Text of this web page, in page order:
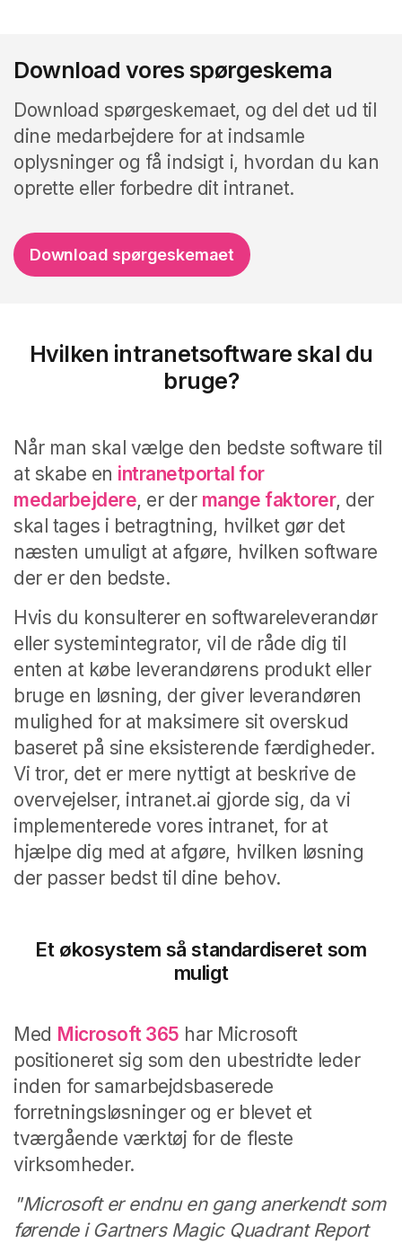
Download vores spørgeskema
Download spørgeskemaet, og del det ud til
dine medarbejdere for at indsamle
oplysninger og få indsigt i, hvordan du kan
oprette eller forbedre dit intranet.
Download spørgeskemaet
Hvilken intranetsoftware skal du
bruge?
Når man skal vælge den bedste software til
at skabe en intranetportal for
medarbejdere, er der mange faktorer, der
skal tages i betragtning, hvilket gør det
næsten umuligt at afgøre, hvilken software
der er den bedste.
Hvis du konsulterer en softwareleverandør
eller systemintegrator, vil de råde dig til
enten at købe leverandørens produkt eller
bruge en løsning, der giver leverandøren
mulighed for at maksimere sit overskud
baseret på sine eksisterende færdigheder.
Vi tror, det er mere nyttigt at beskrive de
overvejelser, intranet.ai gjorde sig, da vi
implementerede vores intranet, for at
hjælpe dig med at afgøre, hvilken løsning
der passer bedst til dine behov.
Et økosystem så standardiseret som
muligt
Med Microsoft 365 har Microsoft
positioneret sig som den ubestridte leder
inden for samarbejdsbaserede
forretningsløsninger og er blevet et
tværgående værktøj for de fleste
virksomheder.
"Microsoft er endnu en gang anerkendt som
førende i Gartners Magic Quadrant Report